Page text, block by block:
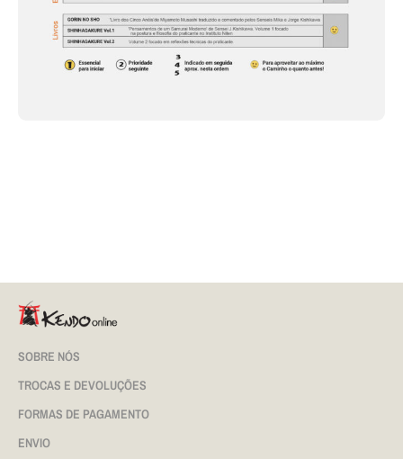
SOBRE NÓS
TROCAS E DEVOLUÇÕES
FORMAS DE PAGAMENTO
ENVIO